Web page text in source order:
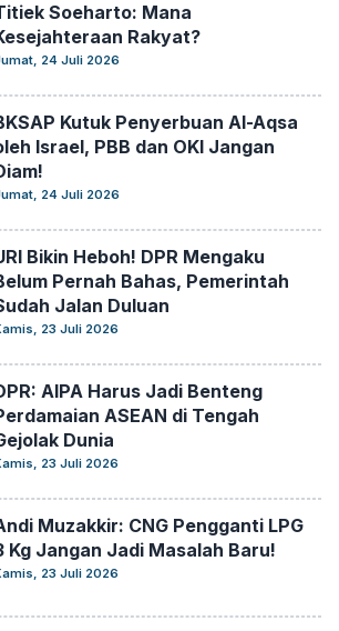
Soeharto: Mana
Rakyat?
24 Juli 2026
Kutuk Penyerbuan Al-Aqsa
Israel, PBB dan OKI Jangan
24 Juli 2026
Bikin Heboh! DPR Mengaku
Pernah Bahas, Pemerintah
Jalan Duluan
23 Juli 2026
AIPA Harus Jadi Benteng
ASEAN di Tengah
Dunia
23 Juli 2026
Muzakkir: CNG Pengganti LPG
Kg Jangan Jadi Masalah Baru!
23 Juli 2026